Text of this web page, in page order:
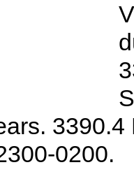
0200.